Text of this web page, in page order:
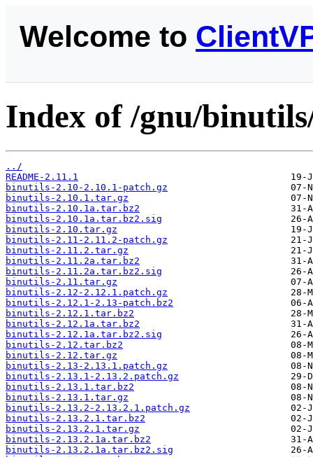
Welcome to
Index of /gnu/
../
README-2.11.1
binutils-2.10-2.10.1-patch.gz
binutils-2.10.1.tar.gz
binutils-2.10.1a.tar.bz2
binutils-2.10.1a.tar.bz2.sig
binutils-2.10.tar.gz
binutils-2.11-2.11.2-patch.gz
binutils-2.11.2.tar.gz
binutils-2.11.2a.tar.bz2
binutils-2.11.2a.tar.bz2.sig
binutils-2.11.tar.gz
binutils-2.12-2.12.1.patch.gz
binutils-2.12.1-2.13-patch.bz2
binutils-2.12.1.tar.bz2
binutils-2.12.1a.tar.bz2
binutils-2.12.1a.tar.bz2.sig
binutils-2.12.tar.bz2
binutils-2.12.tar.gz
binutils-2.13-2.13.1.patch.gz
binutils-2.13.1-2.13.2.patch.gz
binutils-2.13.1.tar.bz2
binutils-2.13.1.tar.gz
binutils-2.13.2-2.13.2.1.patch.gz
binutils-2.13.2.1.tar.bz2
binutils-2.13.2.1.tar.gz
binutils-2.13.2.1a.tar.bz2
binutils-2.13.2.1a.tar.bz2.sig